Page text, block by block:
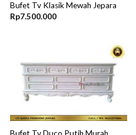
Bufet Tv Klasik Mewah Jepara
Rp7.500.000